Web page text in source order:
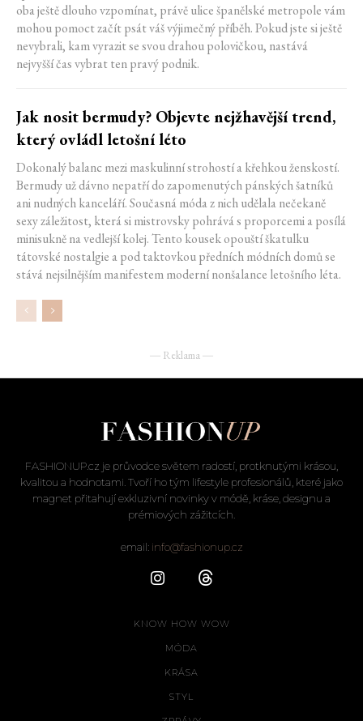
oba ještě dlouho vzpomínat, právě ulice španělské metropole vám
mohou pomoct začít psát váš výjimečný příběh. Pokud jste si ještě
nevybrali, kam vyrazit se svou drahou polovičkou, nastává
nejvyšší čas vybrat ten pravý podnik.
Jak nosit bermudy? Objevte nejžhavější trend,
který ovládl letošní léto
Dokonalý balanc mezi maskulinní strohostí a křehkou ženskostí.
Bermudy už dávno nepatří do zapomenutých pánských šatníků
ani nudných kanceláří. Současná móda z nich udělala nečekaně
sexy záležitost, která si mistrovsky pohrává s proporcemi a posílá
minisukně na vedlejší kolej. Tento kousek opouští škatulku
tátovské nostalgie a pod taktovkou předních módních domů se
stává nejsilnějším manifestem moderní nonšalance letošního léta.
― Reklama ―
FASHIONUP.cz je průvodce světem radostí, protknutými krásou,
kvalitou a hodnotami. Tvoří ho tým lifestyle profesionálů, které jako
magnet přitahují exkluzivní novinky v módě, kráse, designu a
prémiových zážitcích.
email: info@fashionup.cz
KNOW HOW WOW
MÓDA
KRÁSA
STYL